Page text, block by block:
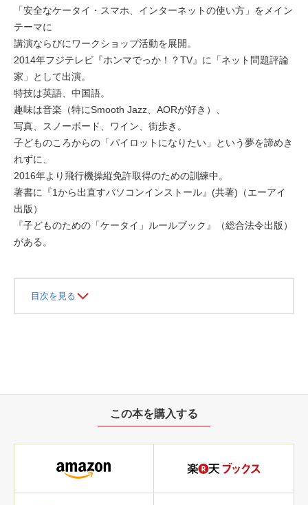
「安全なケータイ・スマホ、インターネットの使い方」をメイン
テーマに
講演ならびにワークショップ活動を展開。
2014年フジテレビ『ホンマでっか！？TV』に「ネット問題評論
家」として出演。
特技は英語、中国語。
趣味は音楽（特にSmooth Jazz、AORが好き）、
写真、スノーボード、ワイン、街歩き。
子どものころからの「パイロットになりたい」という夢を諦めき
れずに、
2016年より飛行機操縦免許取得のための訓練中。
著書に『1から出直すパソコンインストール』(共著)（エーアイ
出版）
『子どものための「ケータイ」ルールブック』（総合法令出版）
がある。
目次を見る
この本を購入する